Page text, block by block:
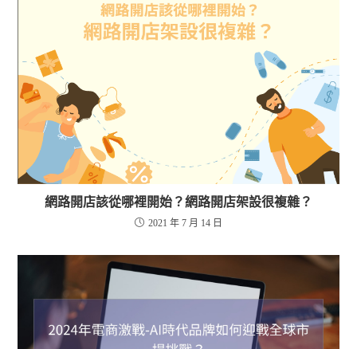
網路開店該從哪裡開始？網路開店架設很複雜？
2021 年 7 月 14 日